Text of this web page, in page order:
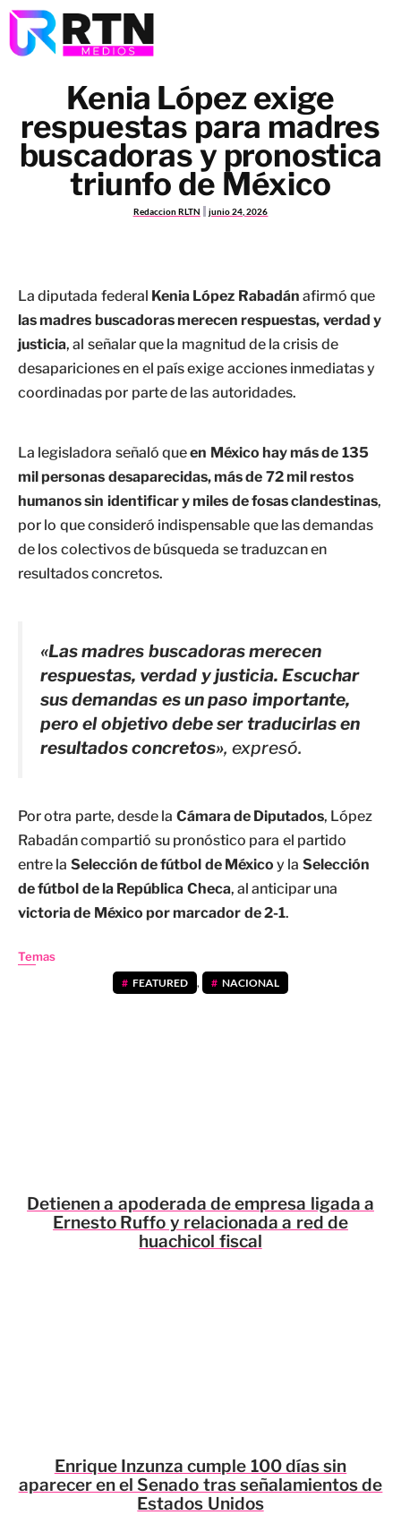
Kenia López exige
respuestas para madres
buscadoras y pronostica
triunfo de México
Redaccion RLTN junio 24, 2026
La diputada federal Kenia López Rabadán afirmó que
las madres buscadoras merecen respuestas, verdad y
justicia, al señalar que la magnitud de la crisis de
desapariciones en el país exige acciones inmediatas y
coordinadas por parte de las autoridades.
La legisladora señaló queen México hay más de 135
mil personas desaparecidas, más de 72 mil restos
humanos sin identificar y miles de fosas clandestinas,
por lo que consideró indispensable que las demandas
de los colectivos de búsqueda se traduzcan en
resultados concretos.
«Las madres buscadoras merecen
respuestas, verdad y justicia. Escuchar
sus demandas es un paso importante,
pero el objetivo debe ser traducirlas en
resultados concretos», expresó.
Por otra parte, desde la Cámara de Diputados, López
Rabadán compartió su pronóstico para el partido
entre la Selección de fútbol de México y la Selección
de fútbol de la República Checa, al anticipar una
victoria de México por marcador de 2-1.
Temas
FEATURED , NACIONAL
Detienen a apoderada de empresa ligada a
Ernesto Ruffo y relacionada a red de
huachicol fiscal
Enrique Inzunza cumple 100 días sin
aparecer en el Senado tras señalamientos de
Estados Unidos